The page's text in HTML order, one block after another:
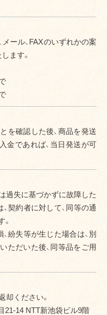
ール、FAXのいずれかの案
ます。
を確認した後、商品を発送
金であれば、当日発送が可
過失に基づかずに故障した
契約者に対して、同等の通
紛失等が生じた場合は、別
ただいた後、同等品をご用
却ください。
21-14 NTT新池袋ビル9階